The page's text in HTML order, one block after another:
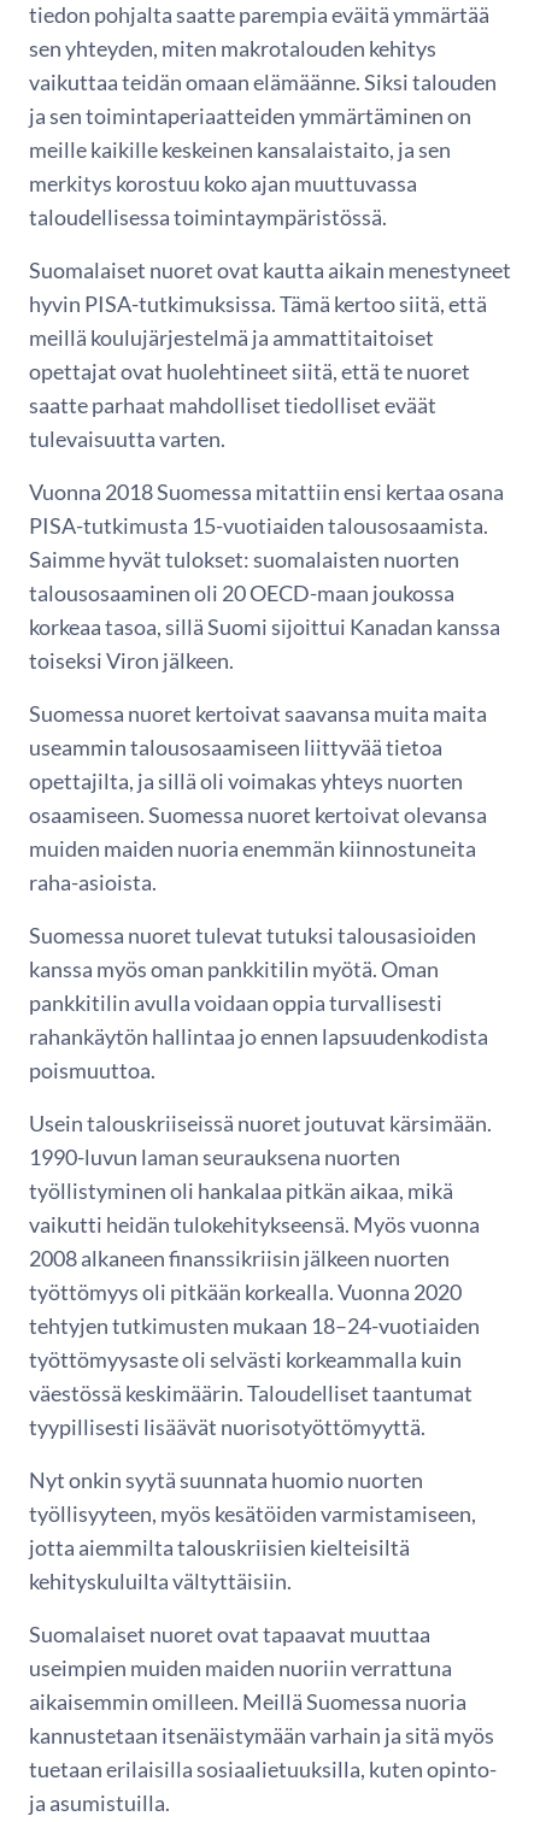
tiedon pohjalta saatte parempia eväitä ymmärtää
sen yhteyden, miten makrotalouden kehitys
vaikuttaa teidän omaan elämäänne. Siksi talouden
ja sen toimintaperiaatteiden ymmärtäminen on
meille kaikille keskeinen kansalaistaito, ja sen
merkitys korostuu koko ajan muuttuvassa
taloudellisessa toimintaympäristössä.
Suomalaiset nuoret ovat kautta aikain menestyneet
hyvin PISA-tutkimuksissa. Tämä kertoo siitä, että
meillä koulujärjestelmä ja ammattitaitoiset
opettajat ovat huolehtineet siitä, että te nuoret
saatte parhaat mahdolliset tiedolliset eväät
tulevaisuutta varten.
Vuonna 2018 Suomessa mitattiin ensi kertaa osana
PISA-tutkimusta 15-vuotiaiden talousosaamista.
Saimme hyvät tulokset: suomalaisten nuorten
talousosaaminen oli 20 OECD-maan joukossa
korkeaa tasoa, sillä Suomi sijoittui Kanadan kanssa
toiseksi Viron jälkeen.
Suomessa nuoret kertoivat saavansa muita maita
useammin talousosaamiseen liittyvää tietoa
opettajilta, ja sillä oli voimakas yhteys nuorten
osaamiseen. Suomessa nuoret kertoivat olevansa
muiden maiden nuoria enemmän kiinnostuneita
raha-asioista.
Suomessa nuoret tulevat tutuksi talousasioiden
kanssa myös oman pankkitilin myötä. Oman
pankkitilin avulla voidaan oppia turvallisesti
rahankäytön hallintaa jo ennen lapsuudenkodista
poismuuttoa.
Usein talouskriiseissä nuoret joutuvat kärsimään.
1990-luvun laman seurauksena nuorten
työllistyminen oli hankalaa pitkän aikaa, mikä
vaikutti heidän tulokehitykseensä. Myös vuonna
2008 alkaneen finanssikriisin jälkeen nuorten
työttömyys oli pitkään korkealla. Vuonna 2020
tehtyjen tutkimusten mukaan 18–24-vuotiaiden
työttömyysaste oli selvästi korkeammalla kuin
väestössä keskimäärin. Taloudelliset taantumat
tyypillisesti lisäävät nuorisotyöttömyyttä.
Nyt onkin syytä suunnata huomio nuorten
työllisyyteen, myös kesätöiden varmistamiseen,
jotta aiemmilta talouskriisien kielteisiltä
kehityskuluilta vältyttäisiin.
Suomalaiset nuoret ovat tapaavat muuttaa
useimpien muiden maiden nuoriin verrattuna
aikaisemmin omilleen. Meillä Suomessa nuoria
kannustetaan itsenäistymään varhain ja sitä myös
tuetaan erilaisilla sosiaalietuuksilla, kuten opinto-
ja asumistuilla.